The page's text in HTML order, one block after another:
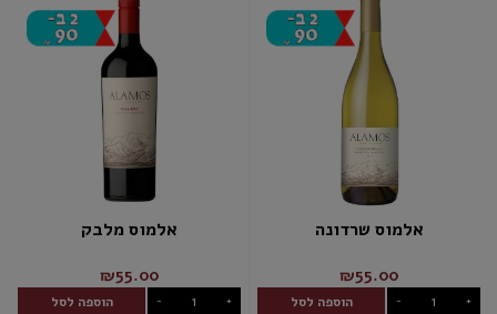
אלמוס שרדונה
₪55.00
- + הוספה לסל
אלמוס מלבק
₪55.00
- + הוספה לסל